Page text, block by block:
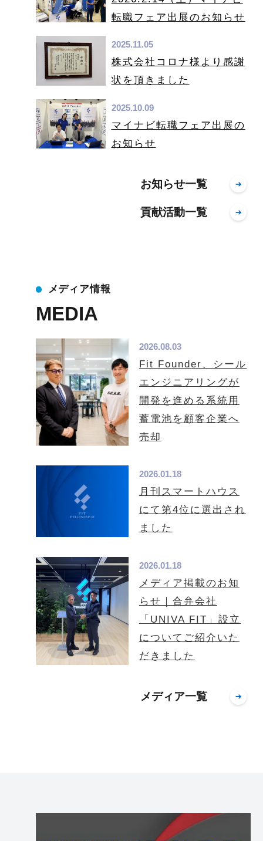
転職フェア出展のお知らせ
2025.11.05
株式会社コロナ様より感謝
状を頂きました
2025.10.09
マイナビ転職フェア出展の
お知らせ
お知らせ一覧
貢献活動一覧
メディア情報
MEDIA
2026.08.03
Fit Founder、シール
エンジニアリングが
開発を進める系統用
蓄電池を顧客企業へ
売却
2026.01.18
月刊スマートハウス
にて第4位に選出され
ました
2026.01.18
メディア掲載のお知
らせ｜合弁会社
「UNIVA FIT」設立
についてご紹介いた
だきました
メディア一覧